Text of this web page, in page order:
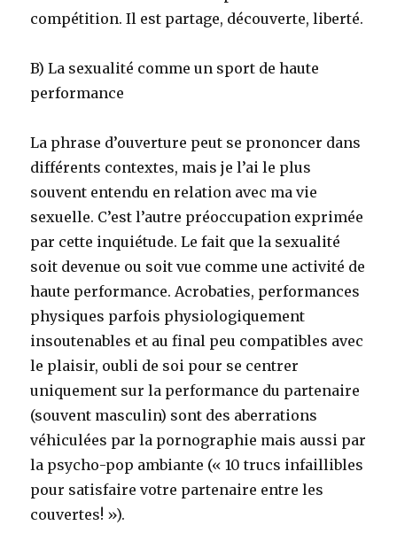
compétition. Il est partage, découverte, liberté.
B) La sexualité comme un sport de haute
performance
La phrase d’ouverture peut se prononcer dans
différents contextes, mais je l’ai le plus
souvent entendu en relation avec ma vie
sexuelle. C’est l’autre préoccupation exprimée
par cette inquiétude. Le fait que la sexualité
soit devenue ou soit vue comme une activité de
haute performance. Acrobaties, performances
physiques parfois physiologiquement
insoutenables et au final peu compatibles avec
le plaisir, oubli de soi pour se centrer
uniquement sur la performance du partenaire
(souvent masculin) sont des aberrations
véhiculées par la pornographie mais aussi par
la psycho-pop ambiante (« 10 trucs infaillibles
pour satisfaire votre partenaire entre les
couvertes! »).